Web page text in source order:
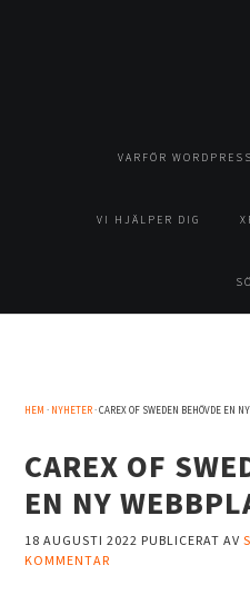
VARFÖR
VI HJÄLPER DIG
HEM · NYHETER· CAREX OF SWEDEN BEHÖVDE EN
CAREX OF
EN NY
18 AUGUSTI 2022 PUBLICERAT AV
KOMMENTAR